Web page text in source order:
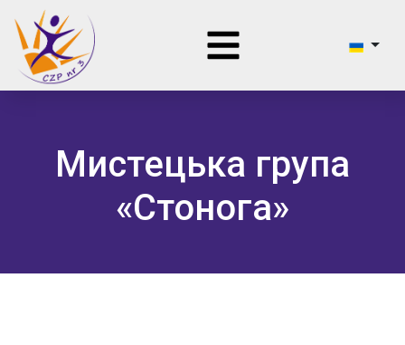
Мистецька група
«Стонога»